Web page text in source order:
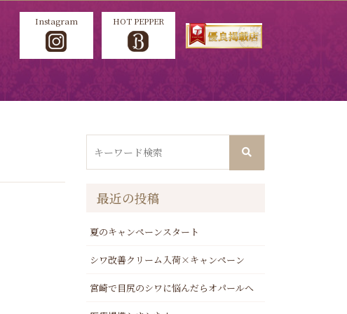
Instagram HOT PEPPER
最近の投稿
夏のキャンペーンスタート
シワ改善クリーム入荷×キャンペーン
宮崎で目尻のシワに悩んだらオパールへ